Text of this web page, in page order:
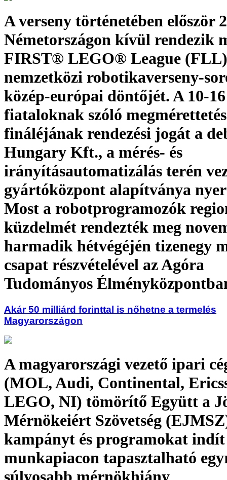
A verseny történetében először
Németországon kívül rendezik
FIRST® LEGO® League (FLL)
nemzetközi robotikaverseny-
közép-európai döntőjét. A 10-16
fiataloknak szóló megmérettetés
fináléjának rendezési jogát a
Hungary Kft., a mérés- és
irányításautomatizálás terén
gyártóközpont alapítványa
Most a robotprogramozók
küzdelmét rendezték meg
harmadik hétvégéjén tizenegy
csapat részvételével az Agóra
Tudományos
Akár 50 milliárd forinttal is nőhetne a termelés
Magyarországon
A magyarországi vezető ipari
(MOL, Audi, Continental,
LEGO, NI) tömörítő Együtt a
Mérnökeiért Szövetség
kampányt és programokat
munkapiacon tapasztalható